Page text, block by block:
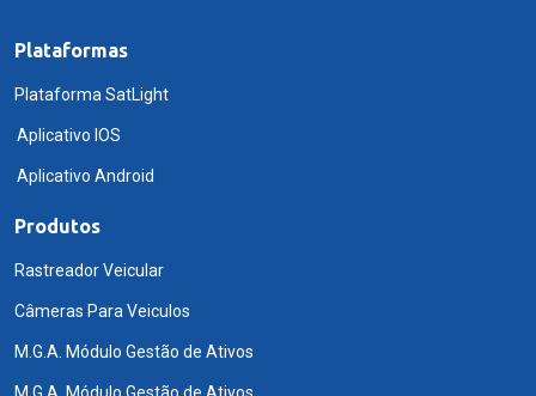
Plataformas
Plataforma SatLight
Aplicativo IOS
Aplicativo Android
Produtos
Rastreador Veicular
Câmeras Para Veiculos
M.G.A. Módulo Gestão de Ativos